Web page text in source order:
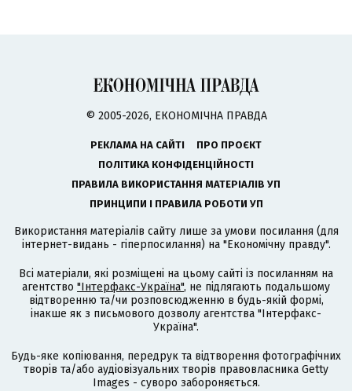
© 2005-2026, ЕКОНОМІЧНА ПРАВДА
РЕКЛАМА НА САЙТІ
ПРО ПРОЄКТ
ПОЛІТИКА КОНФІДЕНЦІЙНОСТІ
ПРАВИЛА ВИКОРИСТАННЯ МАТЕРІАЛІВ УП
ПРИНЦИПИ І ПРАВИЛА РОБОТИ УП
Використання матеріалів сайту лише за умови посилання (для
інтернет-видань - гіперпосилання) на "Економічну правду".
Всі матеріали, які розміщені на цьому сайті із посиланням на
агентство "Інтерфакс-Україна", не підлягають подальшому
відтворенню та/чи розповсюдженню в будь-якій формі,
інакше як з письмового дозволу агентства "Інтерфакс-
Україна".
Будь-яке копіювання, передрук та відтворення фотографічних
творів та/або аудіовізуальних творів правовласника Getty
Images - суворо забороняється.